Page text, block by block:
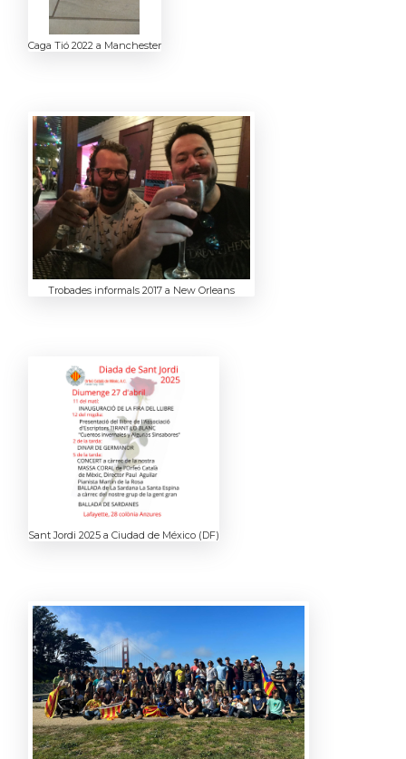
Caga Tió 2022 a Manchester
Trobades informals 2017 a New Orleans
Sant Jordi 2025 a Ciudad de México (DF)